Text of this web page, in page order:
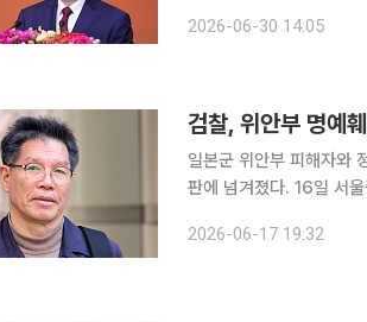
30일 신화통신과 미국
2026-06-30 14:05
검찰, 위안부 명예
일본군 위안부 피해자와
판에 넘겨졌다. 16일 서울중앙지검 형사1부(신도욱 부장검사)와 공공수사3부(김정옥 부장검사)는
순 엄마부대 대표, 김상
2026-06-17 19:32